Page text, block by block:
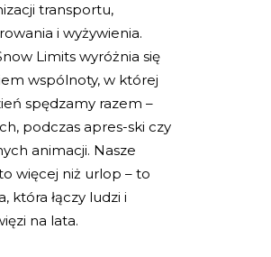
transportu,
i wyżywienia.
Limits wyróżnia się
wspólnoty, w której
spędzamy razem –
podczas apres-ski czy
animacji. Nasze
więcej niż urlop – to
która łączy ludzi i
na lata.